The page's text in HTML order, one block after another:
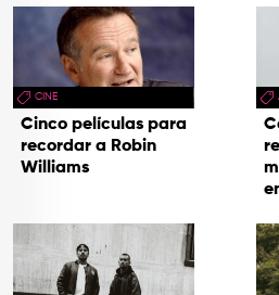
CINE
Cinco películas para
recordar a Robin
Williams